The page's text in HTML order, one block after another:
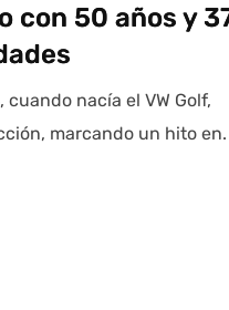
con 50 años y
cuando nacía el VW Golf,
marcando un hito en.